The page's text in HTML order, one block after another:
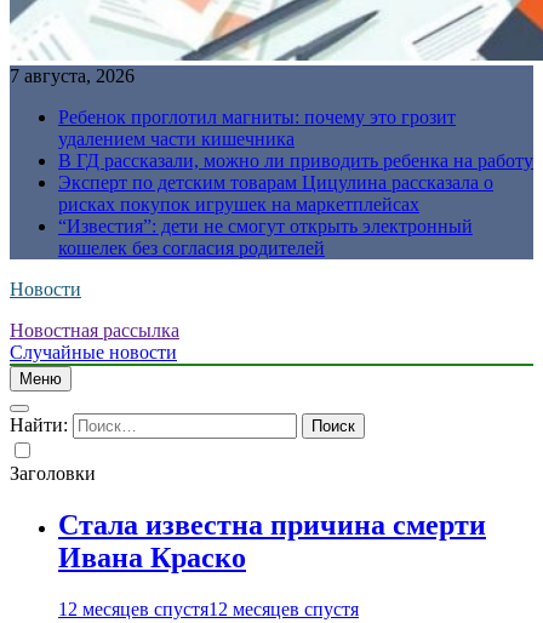
7 августа, 2026
Ребенок проглотил магниты: почему это грозит
удалением части кишечника
В ГД рассказали, можно ли приводить ребенка на работу
Эксперт по детским товарам Цицулина рассказала о
рисках покупок игрушек на маркетплейсах
“Известия”: дети не смогут открыть электронный
кошелек без согласия родителей
Новости
Новостная рассылка
Случайные новости
Меню
Найти:
Заголовки
Стала известна причина смерти
Ивана Краско
12 месяцев спустя12 месяцев спустя